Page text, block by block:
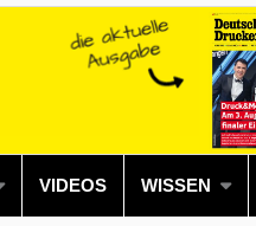
VIDEOS WISSEN